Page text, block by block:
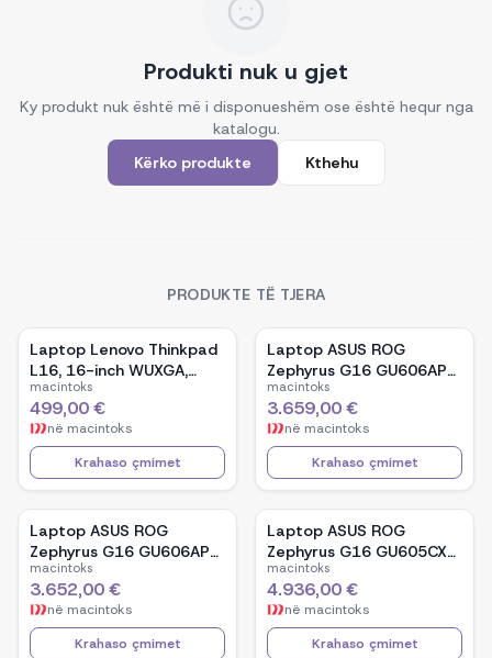
Produkti nuk u gjet
Ky produkt nuk është më i disponueshëm ose është hequr nga
katalogu.
Kërko produkte
Kthehu
PRODUKTE TË TJERA
Laptop Lenovo Thinkpad
L16, 16-inch WUXGA,
AMD Ryzen 5 Pro-7535U,
16GB Ram DDR5, 512GB
SSD - Black
macintoks
499,00 €
në macintoks
Krahaso çmimet
Laptop ASUS ROG
Zephyrus G16 GU606AP-
TB039W, 16-inch OLED,
Intel Core Ultra 9 386H,
NVIDIA GeForce RTX
5070, 32GB RAM, 1TB
SSD, Windows 11 - White
macintoks
3.659,00 €
në macintoks
Krahaso çmimet
Laptop ASUS ROG
Zephyrus G16 GU606AP-
TB041W, 16-inch OLED,
Intel Core Ultra 9 386H,
NVIDIA GeForce RTX
5070, 32GB RAM, 1TB
macintoks
3.652,00 €
në macintoks
Krahaso çmimet
Laptop ASUS ROG
Zephyrus G16 GU605CX-
QR106W, 16-inch WQXGA
OLED, Intel Core Ultra 9
285H, NVIDIA GeForce
RTX 5090, 32GB RAM,
macintoks
4.936,00 €
në macintoks
Krahaso çmimet